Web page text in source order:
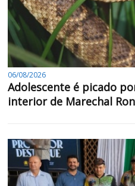
06/08/2026
Adolescente é picado
interior de Marechal